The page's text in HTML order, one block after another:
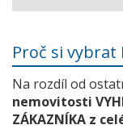
Proč si vybrat
Na rozdíl od
nemovitosti
ZÁKAZNÍKA z